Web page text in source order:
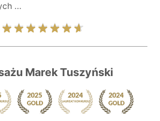
...
Marek Tuszyński